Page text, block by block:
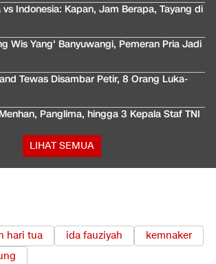
Indonesia: Kapan, Jam Berapa, Tayang di
Wis Yang' Banyuwangi, Pemeran Pria Jadi
Tewas Disambar Petir, 8 Orang Luka-
Panglima, hingga 3 Kepala Staf TNI
LIHAT SEMUA
hari tua ida fauziyah
kemnaker